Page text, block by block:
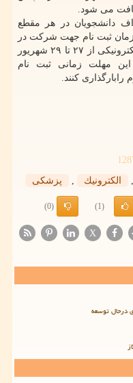
می شود.
دانشجویان در هر مقطع
ثبت نام جهت شرکت در
مرحله دوم مصاحبه علمی به صورت الکترونیکی از ۲۷ تا ۲۹ شهریور
این مهلت زمانی ثبت نام
کنند.
, الكترونیك , پزشكی
(1)
(0)
X